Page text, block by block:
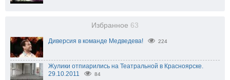
Избранное 63
Диверсия в команде Медведева! 224
Жулики отпиарились на Театральной в Красноярске.
29.10.2011
84